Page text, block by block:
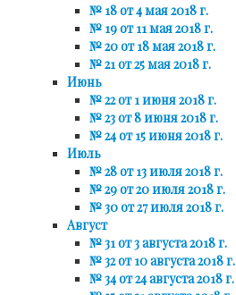
№ 18 от 4 мая 2018 г.
№ 19 от 11 мая 2018 г.
№ 20 от 18 мая 2018 г.
№ 21 от 25 мая 2018 г.
Июнь
№ 22 от 1 июня 2018 г.
№ 23 от 8 июня 2018 г.
№ 24 от 15 июня 2018 г.
Июль
№ 28 от 13 июля 2018 г.
№ 29 от 20 июля 2018 г.
№ 30 от 27 июля 2018 г.
Август
№ 31 от 3 августа 2018 г.
№ 32 от 10 августа 2018 г.
№ 34 от 24 августа 2018 г.